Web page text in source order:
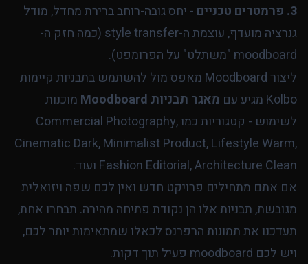
3. פרמטרים טכניים
- יחס גובה-רוחב ברירת מחדל, מודל
גנרציה מועדף, עוצמת ה-style transfer (כמה חזק ה-
moodboard "משתלט" על הפרומפט).
ליצור Moodboard מאפס מול להשתמש בתבניות קיימות
Kolbo מגיע עם
מאגר תבניות Moodboard
מוכנות
לשימוש - קטגוריות כמו Commercial Photography,
Cinematic Dark, Minimalist Product, Lifestyle Warm,
Fashion Editorial, Architecture Clean ועוד.
אם אתם מתחילים פרויקט חדש ואין לכם שפה ויזואלית
מגובשת, תבניות אלו הן נקודת פתיחה מהירה. תבחרו אחת,
תעדכנו את תמונות הרפרנס לכאלו שמתאימות יותר לכם,
ויש לכם moodboard פעיל תוך דקות.